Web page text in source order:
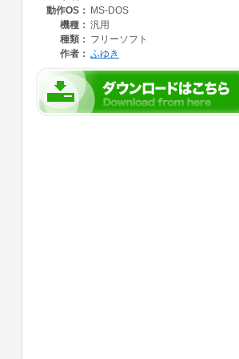
fmt1 : 入力となる，フォーマット１の標準ＭＩ
fmt0 : 出力となる，フォーマット０の標準ＭＩ
fmt1,fmt0 とも，拡張子".MID"は省略可能で
指定してください。
【使用例】
midi1to0 sample sample0
動作OS： MS-DOS
機種： 汎用
種類： フリーソフト
作者： ふゆき